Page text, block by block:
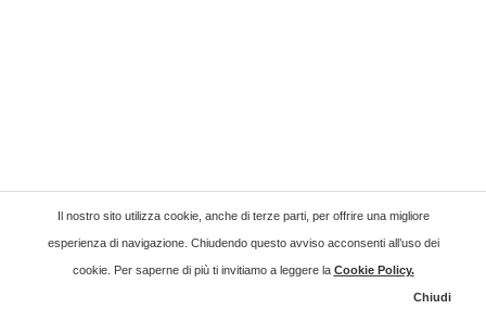
Il nostro sito utilizza cookie, anche di terze parti, per offrire una migliore
esperienza di navigazione. Chiudendo questo avviso acconsenti all’uso dei
cookie. Per saperne di più ti invitiamo a leggere la Cookie Policy.
Chiudi